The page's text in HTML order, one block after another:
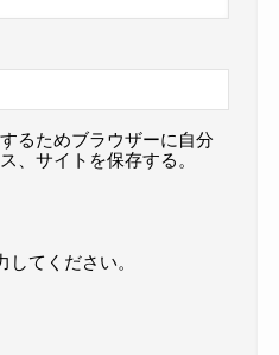
るためブラウザーに自分
、サイトを保存する。
てください。